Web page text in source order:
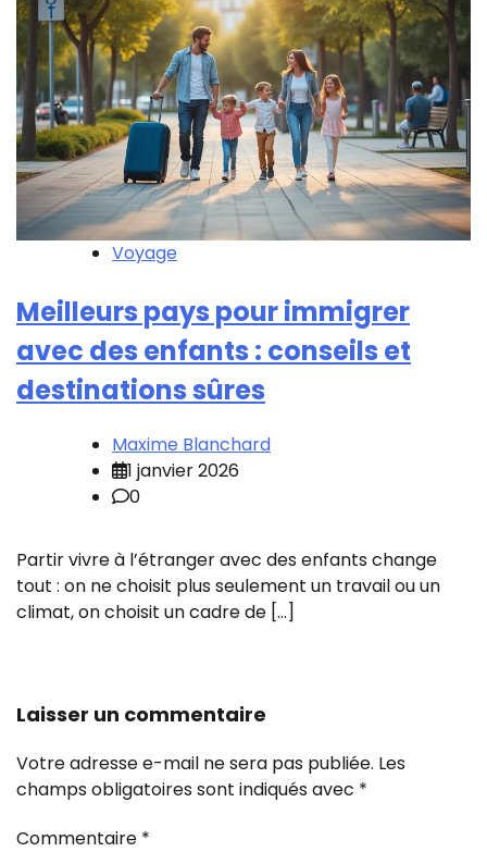
Voyage
Meilleurs pays pour immigrer
avec des enfants : conseils et
destinations sûres
Maxime Blanchard
1 janvier 2026
0
Partir vivre à l’étranger avec des enfants change
tout : on ne choisit plus seulement un travail ou un
climat, on choisit un cadre de […]
Laisser un commentaire
Votre adresse e-mail ne sera pas publiée. Les
champs obligatoires sont indiqués avec *
Commentaire *